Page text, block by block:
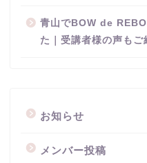
青山でBOW de
た｜受講者様の声もご
お知らせ
メンバー投稿